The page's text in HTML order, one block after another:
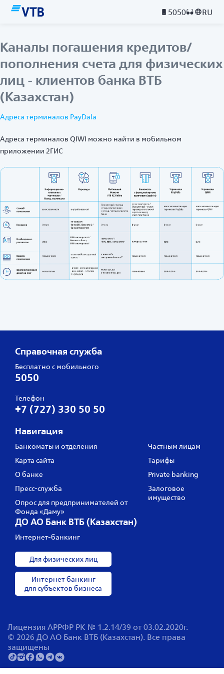
5050 RU
Каналы погашения кредитов/
пополнения счета для физических
лиц - клиентов банка ВТБ
(Казахстан)
Адреса терминалов PayDala
Адреса терминалов QIWI можно найти в мобильном
приложении 2ГИС
Справочная служба
Бесплатно с мобильного
5050
Телефон
+7 (727) 330 50 50
Навигация
Банкоматы и отделения
Карта сайта
О банке
Пресс‑служба
Опрос для предпринимателей от
Фонда «Даму»
Частным лицам
Тарифы
Private banking
Залоговое
имущество
ДО АО Банк ВТБ (Казахстан)
Интернет-банкинг
Для физических лиц
Интернет банкинг
для субъектов бизнеса
Лицензия АРРФР РК № 1.2.14/39 от 03.02.2020г.
© 2026 ДО АО Банк ВТБ (Казахстан). Все права
защищены